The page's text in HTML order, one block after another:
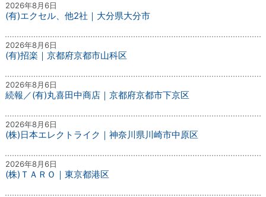
2026年8月6日
(有)エクセル、他2社｜大分県大分市
2026年8月6日
(有)招楽｜京都府京都市山科区
2026年8月6日
続報／(有)丸喜田中商店｜京都府京都市下京区
2026年8月6日
(株)日本エレクトライク｜神奈川県川崎市中原区
2026年8月6日
(株)ＴＡＲＯ｜東京都港区